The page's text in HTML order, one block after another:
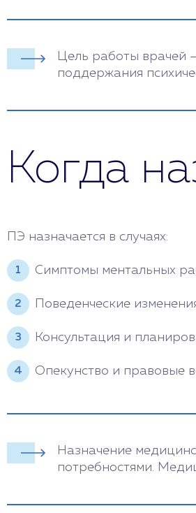
Цель работы врачей
поддержания
Когда
ПЭ назначается в случаях:
Симптомы ментальных
Поведенческие
Консультация и
Опекунство и правовые
Назначение
потребностями.